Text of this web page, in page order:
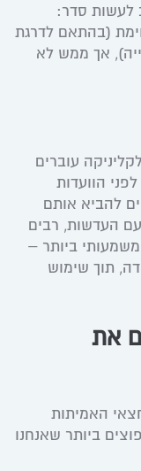
חשוב לעשות סדר:
(בהתאם לדרגת
אך ממש לא
עוברים
לפני הוועדות
להביא אותם
קרוב לכך) עם העדשות, רבים
ביותר –
תוך שימוש
את
האמיתות
ביותר שאנחנו